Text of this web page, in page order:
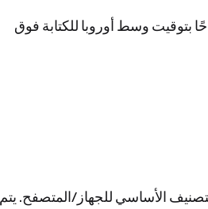
مشفر لمدة أقصاها 30 يومًا. يتم تشغيل مهمة تلقائية يوميًا في الساعة 02:00 صباحًا بتوقيت وسط أوروبا للكتابة فوق
الأساسي للجهاز/المتصفح. يتم